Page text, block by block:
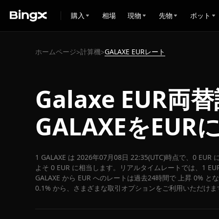
購入 相場 現物 先物 ボット
ホームページ>計算機>GALAXE EURレート
Galaxe EUR両
GALAXEをEUR
1 GALAXE は 2026年07月08日 22:35(UTC)時点で、0 EUR
よそ 0 EUR に相当します。リアルタイムレートでは、1
GALAXE から EUR へのレートは過去24時間で 上昇 0% と
0.1% から、さまざまな取引オプションをご利用いただけま